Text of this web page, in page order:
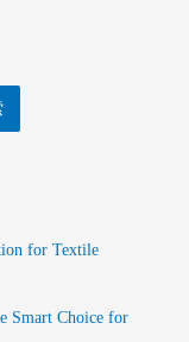
for Textile
Smart Choice for